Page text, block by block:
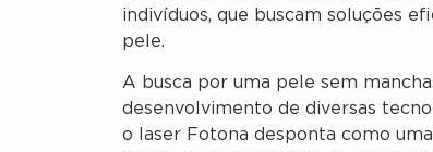
indivíduos, que buscam soluções
pele.
A busca por uma pele sem
desenvolvimento de diversas
o laser Fotona desponta como